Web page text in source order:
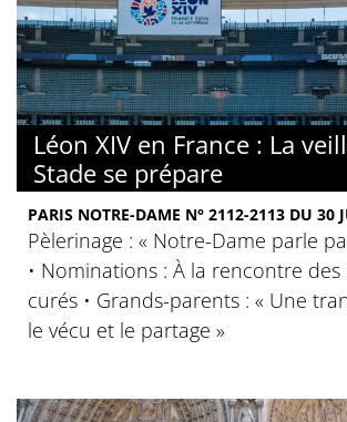
Léon XIV en France : La
Stade se prépare
PARIS NOTRE-DAME N° 2112-2113 DU 30
Pèlerinage : « Notre-Dame parle
• Nominations : À la rencontre
curés • Grands-parents : « Une
le vécu et le partage »